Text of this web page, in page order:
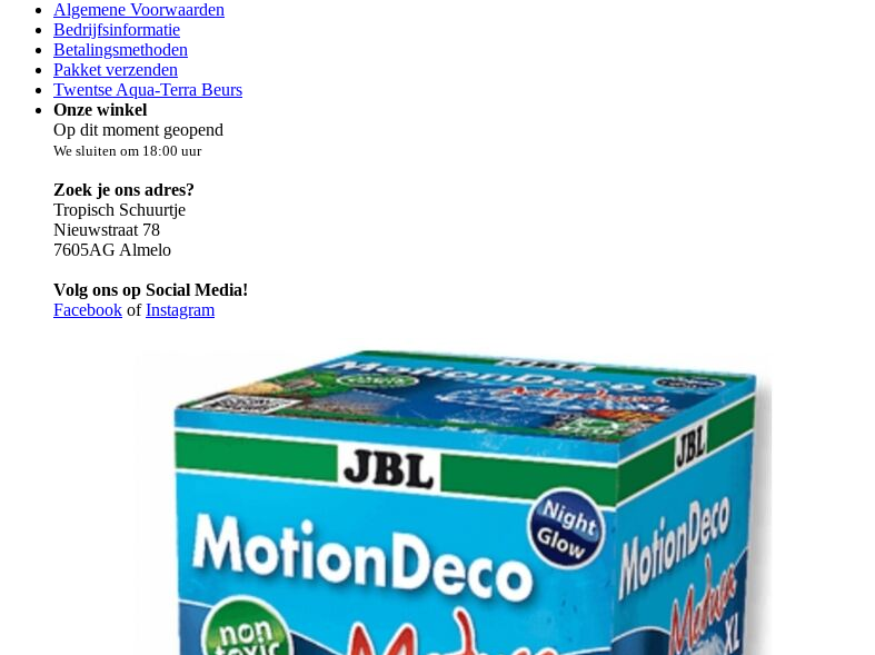
Algemene Voorwaarden
Bedrijfsinformatie
Betalingsmethoden
Pakket verzenden
Twentse Aqua-Terra Beurs
Onze winkel
Op dit moment geopend
We sluiten om 18:00 uur
Zoek je ons adres?
Tropisch Schuurtje
Nieuwstraat 78
7605AG Almelo
Volg ons op Social Media!
Facebook ofInstagram